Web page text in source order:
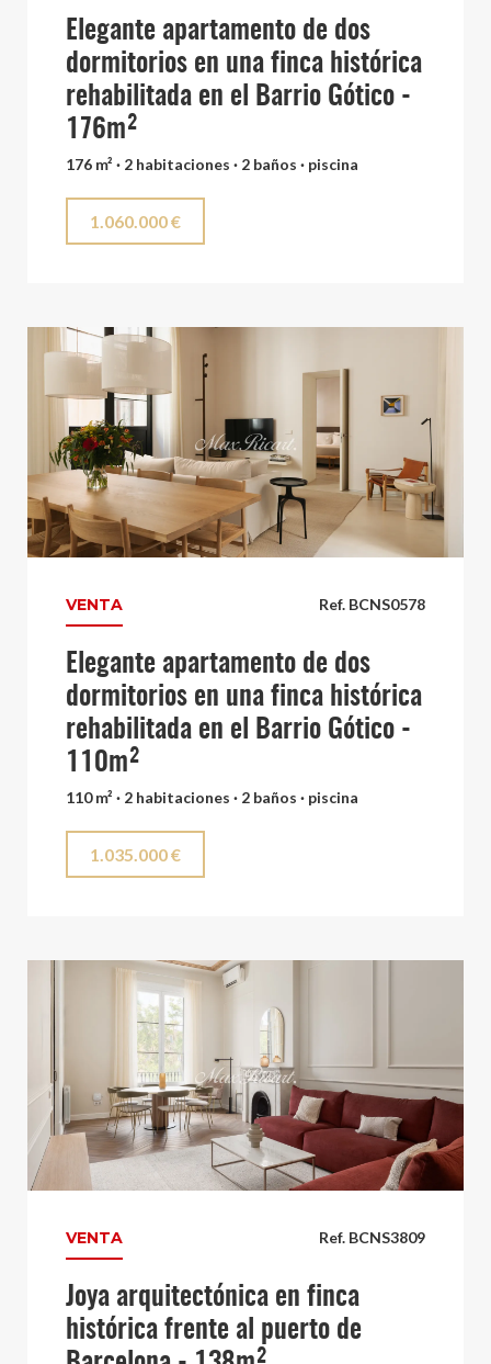
Elegante apartamento de dos
dormitorios en una finca histórica
rehabilitada en el Barrio Gótico -
176m²
176 m² · 2 habitaciones · 2 baños · piscina
1.060.000 €
Ref. BCNS0578
VENTA
Elegante apartamento de dos
dormitorios en una finca histórica
rehabilitada en el Barrio Gótico -
110m²
110 m² · 2 habitaciones · 2 baños · piscina
1.035.000 €
Ref. BCNS3809
VENTA
Joya arquitectónica en finca
histórica frente al puerto de